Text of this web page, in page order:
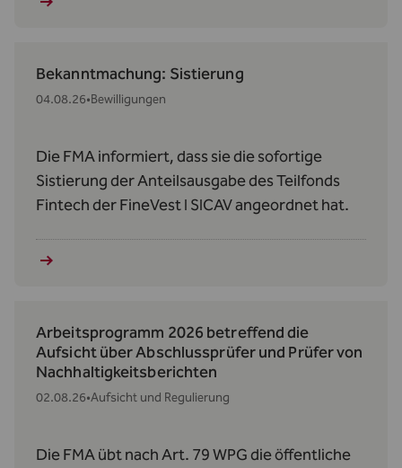
Bekanntmachung: Sistierung
04.08.26•Bewilligungen
Die FMA informiert, dass sie die sofortige
Sistierung der Anteilsausgabe des Teilfonds
Fintech der FineVest I SICAV angeordnet hat.
Arbeitsprogramm 2026 betreffend die
Aufsicht über Abschlussprüfer und Prüfer von
Nachhaltigkeitsberichten
02.08.26•Aufsicht und Regulierung
Die FMA übt nach Art. 79 WPG die öffentliche